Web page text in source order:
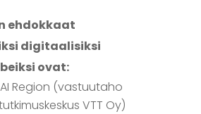
ehdokkaat
digitaalisiksi
ovat:
AI Region (vastuutaho
VTT Oy)